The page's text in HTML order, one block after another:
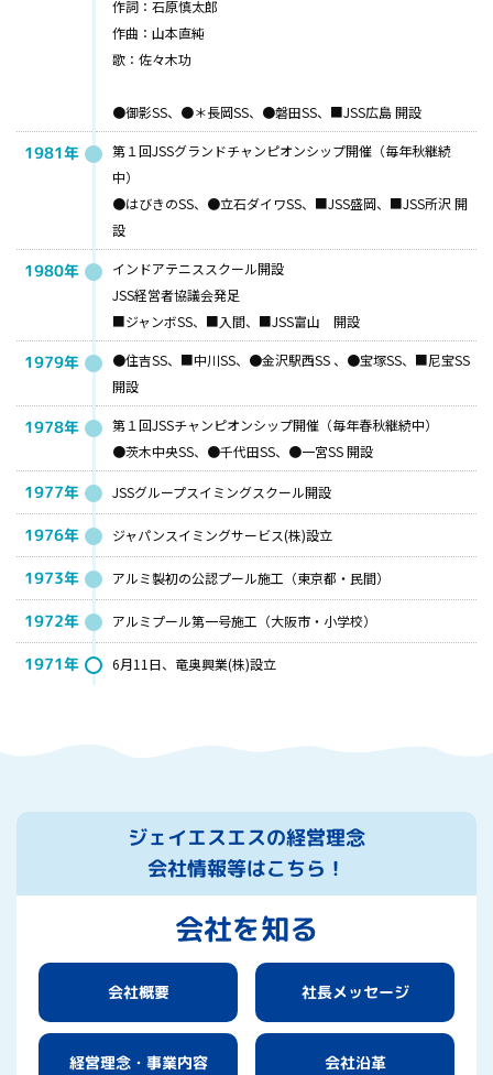
作詞：石原慎太郎
作曲：山本直純
歌：佐々木功
●御影SS、●＊長岡SS、●磐田SS、■JSS広島 開設
1981年
第１回JSSグランドチャンピオンシップ開催（毎年秋継続
中）
●はびきのSS、●立石ダイワSS、■JSS盛岡、■JSS所沢 開
設
1980年
インドアテニススクール開設
JSS経営者協議会発足
■ジャンボSS、■入間、■JSS富山 開設
1979年
●住吉SS、■中川SS、●金沢駅西SS 、●宝塚SS、■尼宝SS
開設
1978年
第１回JSSチャンピオンシップ開催（毎年春秋継続中）
●茨木中央SS、●千代田SS、●一宮SS 開設
1977年 JSSグループスイミングスクール開設
1976年 ジャパンスイミングサービス(株)設立
1973年 アルミ製初の公認プール施工（東京都・民間）
1972年 アルミプール第一号施工（大阪市・小学校）
1971年 6月11日、竜奥興業(株)設立
ジェイエスエスの経営理念
会社情報等はこちら！
会社を知る
会社概要 社長メッセージ
経営理念・ 事業内容 会社沿革